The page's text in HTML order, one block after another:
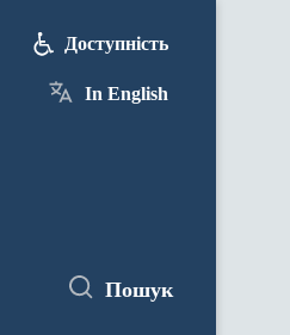
Доступність
In English
Пошук